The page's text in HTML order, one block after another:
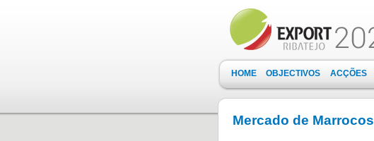
HOME OBJECTIVOS ACÇÕES
Mercado de Marrocos